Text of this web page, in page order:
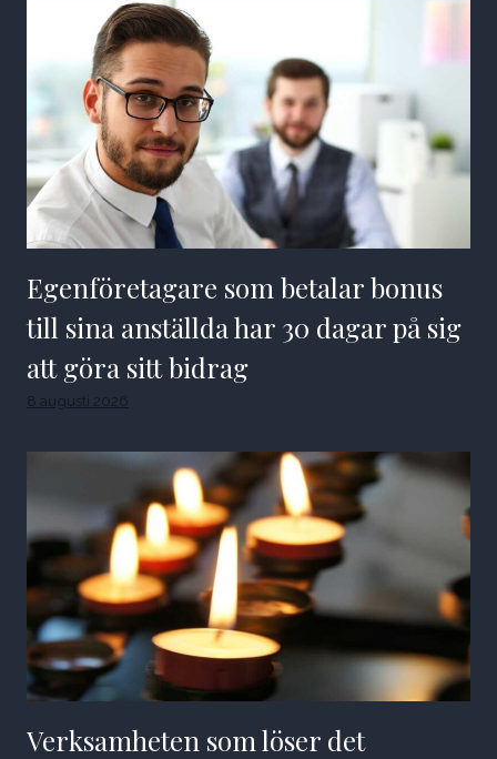
Egenföretagare som betalar bonus
till sina anställda har 30 dagar på sig
att göra sitt bidrag
8 augusti 2026
Verksamheten som löser det